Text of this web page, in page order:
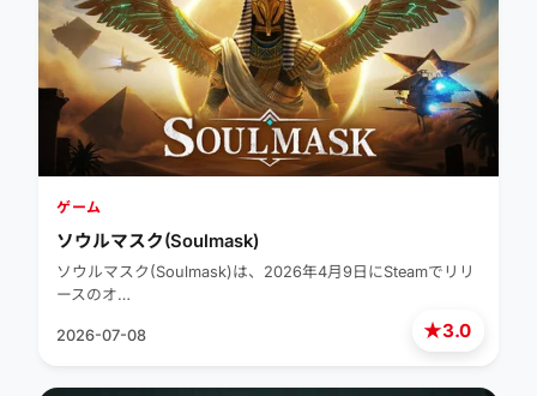
★3.0
ゲーム
ソウルマスク(Soulmask)
ソウルマスク(Soulmask)は、2026年4月9日にSteamでリリ
ースのオ…
2026-07-08